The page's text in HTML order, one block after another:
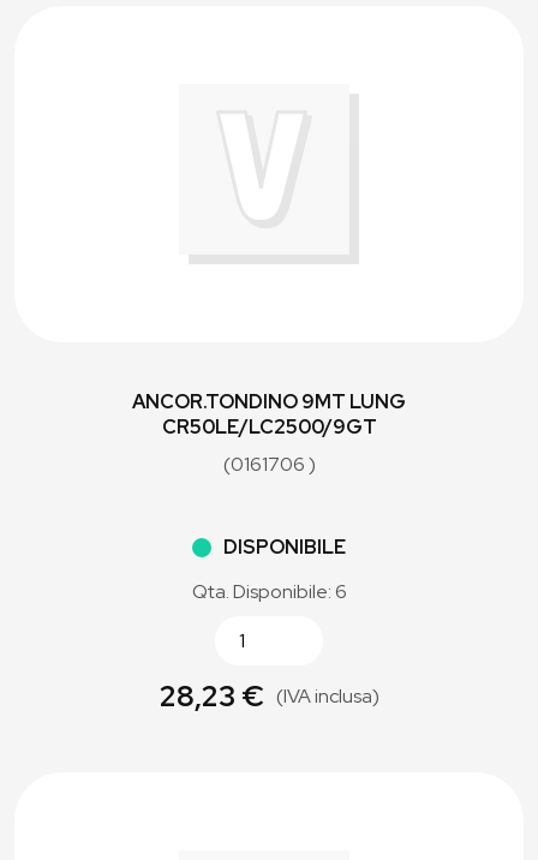
ANCOR.TONDINO 9MT LUNG
CR50LE/LC2500/9GT
(0161706 )
DISPONIBILE
Qta. Disponibile: 6
28,23 € (IVA inclusa)